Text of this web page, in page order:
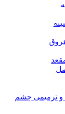
ترمیمی چشم